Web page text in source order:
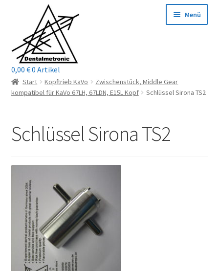
Navigation
springen
springen
Menü
Home
Mein Konto / Login
Reparaturservice
Wichtige Infos
Unsere Firma
Warenkorb
0,00 €0 Artikel
Start Kopftrieb KaVo
Zwischenstück, Middle Gear
kompatibel für KaVo 67LH, 67LDN, E15L Kopf
Schlüssel Sirona TS2
Schlüssel Sirona TS2